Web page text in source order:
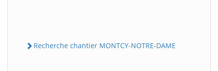
Recherche chantier MONTCY-NOTRE-DAME